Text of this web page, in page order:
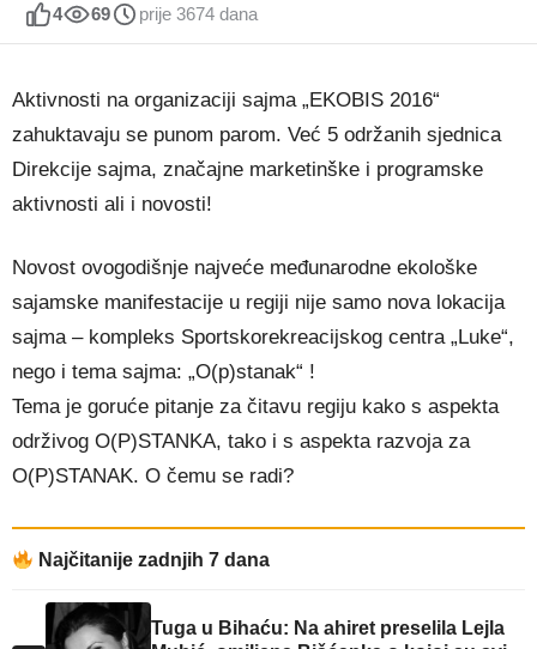
4 69 prije 3674 dana
Aktivnosti na organizaciji sajma „EKOBIS 2016“
zahuktavaju se punom parom. Već 5 održanih sjednica
Direkcije sajma, značajne marketinške i programske
aktivnosti ali i novosti!
Novost ovogodišnje najveće međunarodne ekološke
sajamske manifestacije u regiji nije samo nova lokacija
sajma – kompleks Sportskorekreacijskog centra „Luke“,
nego i tema sajma: „O(p)stanak“ !
Tema je goruće pitanje za čitavu regiju kako s aspekta
održivog O(P)STANKA, tako i s aspekta razvoja za
O(P)STANAK. O čemu se radi?
Najčitanije zadnjih 7 dana
Tuga u Bihaću: Na ahiret preselila Lejla